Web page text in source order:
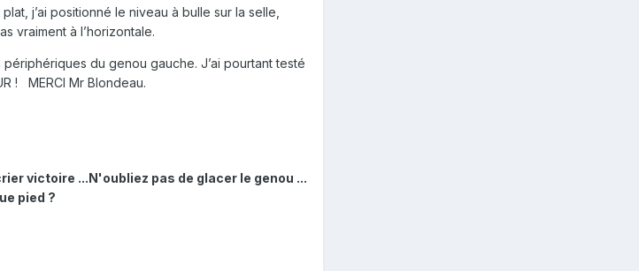
j’ai positionné le niveau à bulle sur la selle,
vraiment à l’horizontale.
du genou gauche. J’ai pourtant testé
! MERCI Mr Blondeau.
victoire ...N'oubliez pas de glacer le genou ...
pied ?